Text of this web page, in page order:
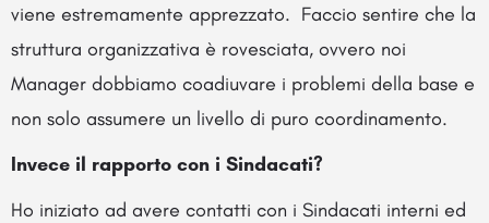
viene estremamente apprezzato. Faccio sentire che la
struttura organizzativa è rovesciata, ovvero noi
Manager dobbiamo coadiuvare i problemi della base e
non solo assumere un livello di puro coordinamento.
Invece il rapporto con i Sindacati?
Ho iniziato ad avere contatti con i Sindacati interni ed